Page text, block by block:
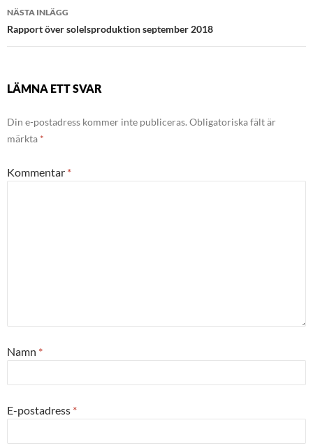
NÄSTA INLÄGG
Rapport över solelsproduktion september 2018
LÄMNA ETT SVAR
Din e-postadress kommer inte publiceras. Obligatoriska fält är
märkta *
Kommentar *
Namn *
E-postadress *